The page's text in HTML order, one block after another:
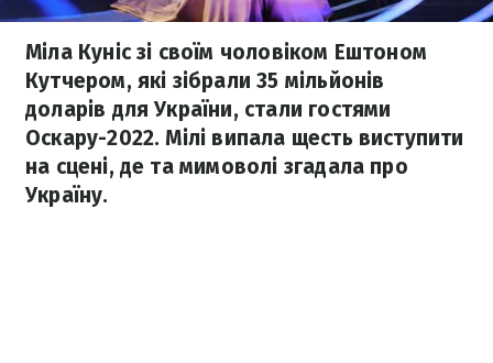
Міла Куніс зі своїм чоловіком Ештоном
Кутчером, які зібрали 35 мільйонів
доларів для України, стали гостями
Оскару-2022. Мілі випала щесть виступити
на сцені, де та мимоволі згадала про
Україну.